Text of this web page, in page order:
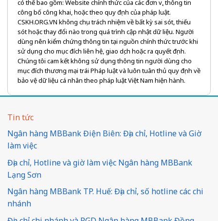
có thể bao gồm: Website chính thức của các đơn vị, thông tin
công bố công khai, hoặc theo quy định của pháp luật.
CSKH.ORG.VN không chịu trách nhiệm về bất kỳ sai sót, thiếu
sót hoặc thay đổi nào trong quá trình cập nhật dữ liệu. Người
dùng nên kiểm chứng thông tin tại nguồn chính thức trước khi
sử dụng cho mục đích liên hệ, giao dịch hoặc ra quyết định.
Chúng tôi cam kết không sử dụng thông tin người dùng cho
mục đích thương mại trái Pháp luật và luôn tuân thủ quy định về
bảo vệ dữ liệu cá nhân theo pháp luật Việt Nam hiện hành.
Tin tức
Ngân hàng MBBank Điện Biên: Địa chỉ, Hotline và Giờ
làm việc
Địa chỉ, Hotline và giờ làm việc Ngân hàng MBBank
Lạng Sơn
Ngân hàng MBBank TP. Huế: Địa chỉ, số hotline các chi
nhánh